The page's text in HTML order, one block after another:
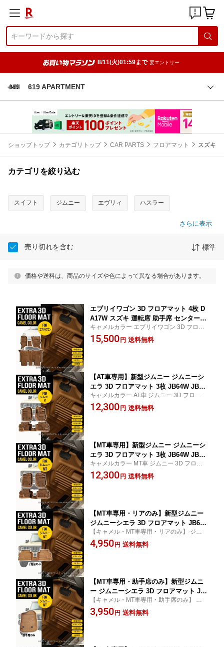
8/11(火)01:59まで 要エントリー
619 APARTMENT
ショップトップ カテゴリトップ CAR PARTS フロアマット スズキ
カテゴリを絞り込む
スイフト ジムニー エヴリィ ハスラー
さらに表示
売り切れを含む 標準
価格や送料は、商品のサイズや色によって異なる場合があります。
エブリイワゴン 3D フロアマット 4枚 D
A17W スズキ 運転席 助手席 センター 2
列目 TPE材質 立体成型 内装 車内 汚れ
防止 防水 耐汚れ 撥水 耐水 専用設計 水
キャメルカラー エブリイワゴン 3D フロア
マット 4枚 DA17W スズキ TPE材質 車内 防
汚 防水 立体 専用設計 水洗い カーマット
15,500 円 送料無料
【AT車専用】新型ジムニー ジムニーシ
エラ 3D フロアマット 3枚 JB64W JB74
W スズキ 運転席 助手席 2列目 TPE材質
立体成型 内装 車内 汚れ防止 防水 耐汚
キャメルカラー AT車 ジムニー 3D フロアマ
ット 3枚 JB64W JB74W スズキ TPE材質 車
内 汚れ防止 防水 専用設計 水洗い 立体 カー
12,300 円 送料無料
【MT車専用】新型ジムニー ジムニーシ
エラ 3D フロアマット 3枚 JB64W JB74
W スズキ 運転席 助手席 2列目 TPE材質
立体成型 内装 車内 汚れ防止 防水 耐汚
キャメルカラー MT車 ジムニー 3D フロア
マット 3枚 JB64W JB74W スズキ TPE材質
車内 汚れ防止 防水 専用設計 水洗い 立体 カ
12,300 円 送料無料
【MT車専用・リアのみ】新型ジムニー
ジムニーシエラ 3D フロアマット JB64
W JB74W スズキ 2列目 1枚 立体成型 カ
ーマット TPE材質 カー用品 汚れ防止
【キャメル・MT車専用・リアのみ】 ジムニ
ー 3D フロアマット 1枚 JB64W JB74W TP
E材質
4,950 円 送料無料
【MT車専用・助手席のみ】新型ジムニ
ー ジムニーシエラ 3D フロアマット JB
64W JB74W ノマド5ドア スズキ 助手席
1枚 立体成型 カーマット TPE材質 カー
【キャメル・MT車専用・助手席のみ】 ジム
ニー 3D フロアマット 1枚 JB64W JB74W T
PE材質
3,950 円 送料無料